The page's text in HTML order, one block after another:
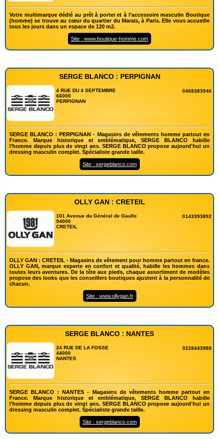
Votre multimarque dédié au prêt à porter et à l’accessoire masculin Boutique
(homme) se trouve au cœur du quartier du Marais, à Paris. Elle vous accueille
tous les jours dans un espace de 120 m2.
Site : www.boutique-homme.com
SERGE BLANCO : PERPIGNAN
4 RUE DU 4 SEPTEMBRE
66000
PERPIGNAN
0468383946
SERGE BLANCO : PERPIGNAN - Magasins de vêtements homme partout en
France. Marque historique et emblématique, SERGE BLANCO habille
l’homme depuis plus de vingt ans. SERGE BLANCO propose aujourd'hui un
dressing masculin complet. Spécialiste grande taille.
Site : sergeblanco.com
OLLY GAN : CRETEIL
101 Avenue du Général de Gaulle
94000
CRETEIL
0143393892
OLLY GAN : CRETEIL - Magasins de vêtement pour homme partout en france.
OLLY GAN, marque experte en confort et qualité, habille les hommes dans
toutes leurs aventures. De la tête aux pieds, chaque assortiment de modèles
propose des looks que les conseillers boutiques ajustent à la personnalité de
chacun.
Site : www.ollygan.fr
SERGE BLANCO : NANTES
24 RUE DE LA FOSSE
44000
NANTES
0228443988
SERGE BLANCO : NANTES - Magasins de vêtements homme partout en
France. Marque historique et emblématique, SERGE BLANCO habille
l’homme depuis plus de vingt ans. SERGE BLANCO propose aujourd'hui un
dressing masculin complet. Spécialiste grande taille.
Site : sergeblanco.com